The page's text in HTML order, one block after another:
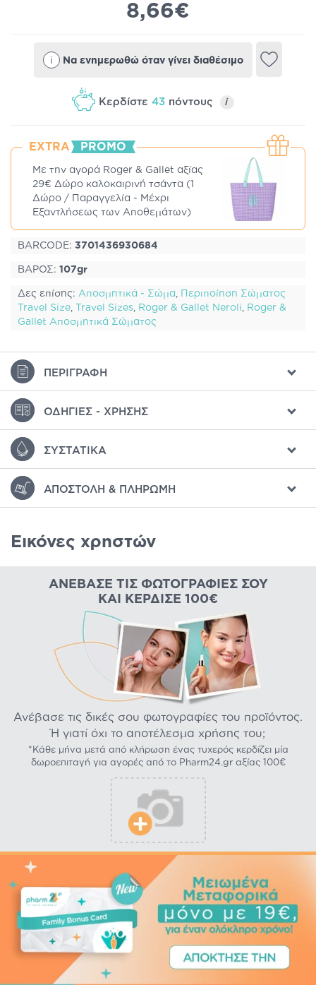
8,66€
i Να ενημερωθώ όταν γίνει διαθέσιμο
Κερδίστε 43πόντους i
EXTRA PROMO
Με την αγορά Roger & Gallet αξίας
29€ Δώρο καλοκαιρινή τσάντα (1
Δώρο / Παραγγελία - Μέχρι
Εξαντλήσεως των Αποθεμάτων)
BARCODE: 3701436930684
ΒΑΡΟΣ: 107gr
Δες επίσης: Αποσμητικά - Σώμα,
Περιποίηση Σώματος
Travel Size, Travel Sizes, Roger & Gallet Neroli, Roger &
Gallet Αποσμητικά Σώματος
ΠΕΡΙΓΡΑΦΉ
ΟΔΗΓΊΕΣ - ΧΡΉΣΗΣ
ΣΥΣΤΑΤΙΚΆ
ΑΠΟΣΤΟΛΉ & ΠΛΗΡΩΜΉ
Εικόνες χρηστών
ΑΝΈΒΑΣΕ ΤΙΣ ΦΩΤΟΓΡΑΦΊΕΣ ΣΟΥ
ΚΑΙ ΚΈΡΔΙΣΕ 100€
Ανέβασε τις δικές σου φωτογραφίες του προϊόντος.
Ή γιατί όχι το αποτέλεσμα χρήσης του;
*Κάθε μήνα μετά από κλήρωση ένας τυχερός κερδίζει μία
δωροεπιταγή για αγορές από το Pharm24.gr αξίας 100€